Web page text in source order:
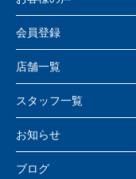
会員登録
店舗一覧
スタッフ一覧
お知らせ
ブログ